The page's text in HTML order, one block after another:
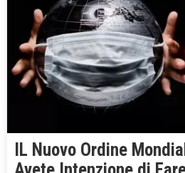
IL Nuovo Ordine